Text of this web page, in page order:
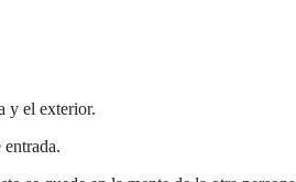
y el exterior.